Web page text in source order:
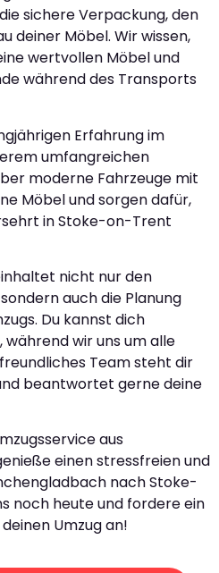
sichere Verpackung, den
deiner Möbel. Wir wissen,
wertvollen Möbel und
während des Transports
Erfahrung im
umfangreichen
moderne Fahrzeuge mit
Möbel und sorgen dafür,
in Stoke-on-Trent
nicht nur den
auch die Planung
Du kannst dich
wir uns um alle
Team steht dir
beantwortet gerne deine
aus
einen stressfreien und
nach Stoke-
noch heute und fordere ein
Umzug an!